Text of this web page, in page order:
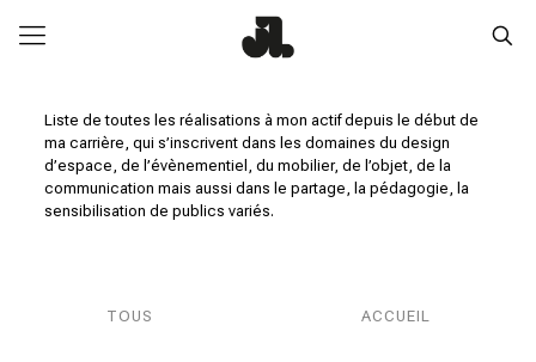
Liste de toutes les réalisations à mon actif depuis le début de
ma carrière, qui s’inscrivent dans les domaines du design
d’espace, de l’évènementiel, du mobilier, de l’objet, de la
communication mais aussi dans le partage, la pédagogie, la
sensibilisation de publics variés.
TOUS ACCUEIL